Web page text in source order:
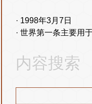
1998年3月7日
世界第一条主要用
内容搜索